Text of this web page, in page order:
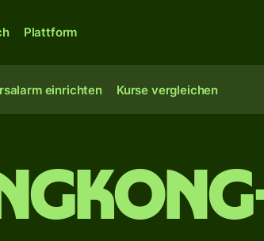
Plattform
einrichten Kurse vergleichen